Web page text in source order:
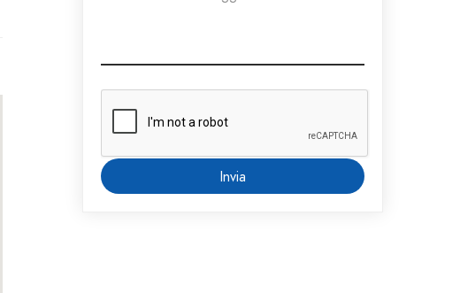
Invia